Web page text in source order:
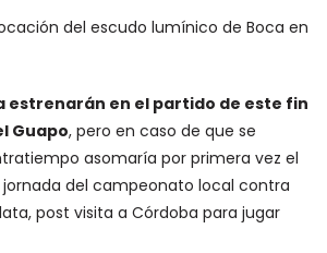
estrenarán en el partido de este fin
Guapo, pero en caso de que se
asomaría por primera vez el
jornada del campeonato local contra
post visita a Córdoba para jugar